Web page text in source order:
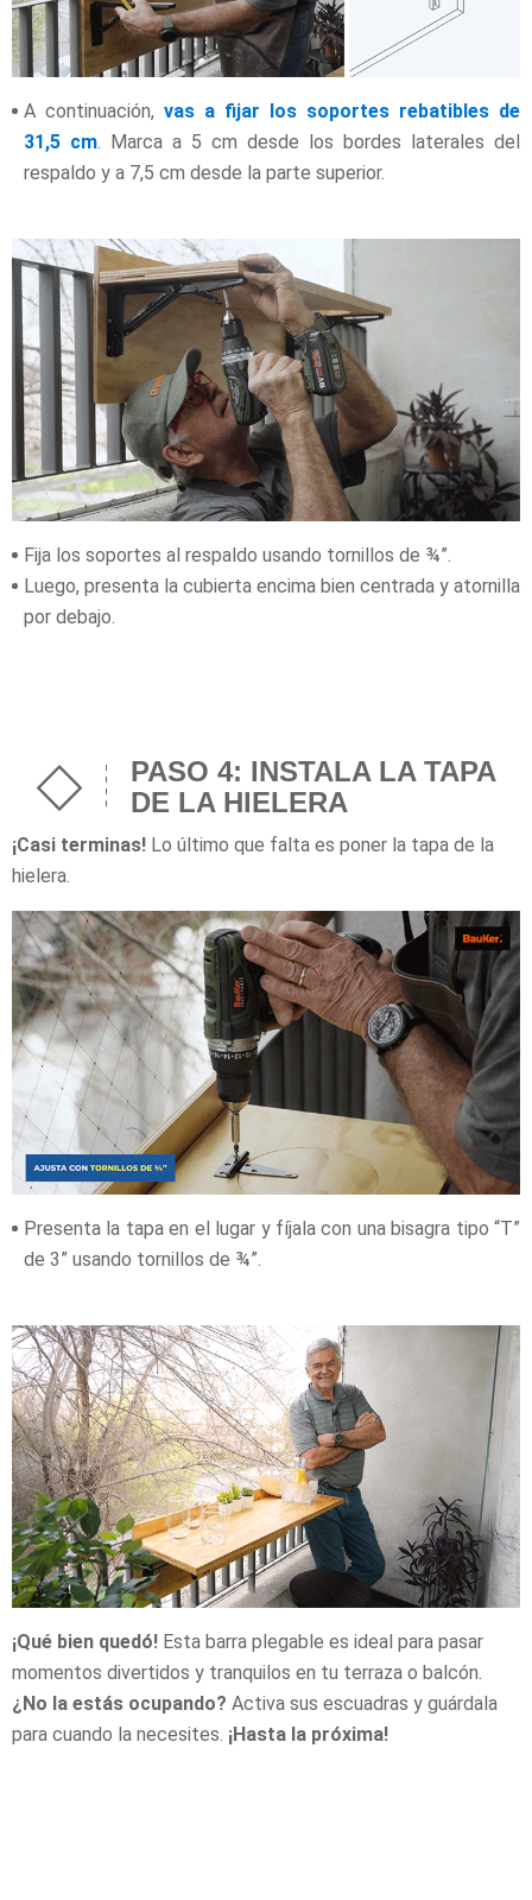
A continuación, vas a fijar los soportes rebatibles de
31,5 cm . Marca a 5 cm desde los bordes laterales del
respaldo y a 7,5 cm desde la parte superior.
Fija los soportes al respaldo usando tornillos de ¾”.
Luego, presenta la cubierta encima bien centrada y atornilla
por debajo.
PASO 4: INSTALA LA TAPA
DE LA HIELERA
¡Casi terminas! Lo último que falta es poner la tapa de la
hielera.
Presenta la tapa en el lugar y fíjala con una bisagra tipo “T”
de 3” usando tornillos de ¾”.
¡Qué bien quedó! Esta barra plegable es ideal para pasar
momentos divertidos y tranquilos en tu terraza o balcón.
¿No la estás ocupando? Activa sus escuadras y guárdala
para cuando la necesites. ¡Hasta la próxima!